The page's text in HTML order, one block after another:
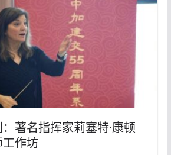
著名指挥家莉塞特·康顿
作坊